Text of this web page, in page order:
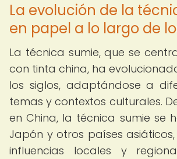
La evolución de la
en papel a lo largo de
La técnica sumie, que se
con tinta china, ha
los siglos, adaptándose a
temas y contextos culturales.
en China, la técnica sumie se
Japón y otros países
influencias locales y